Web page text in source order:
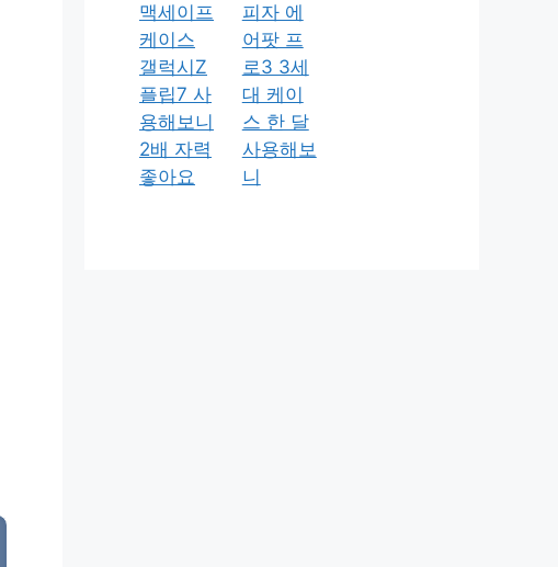
맥세이프
케이스
갤럭시Z
플립7 사
용해보니
2배 자력
좋아요
피자 에
어팟 프
로3 3세
대 케이
스 한 달
사용해보
니